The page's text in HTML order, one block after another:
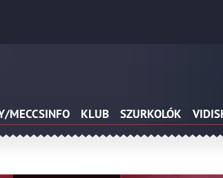
MECCSINFO KLUB SZURKOLÓK